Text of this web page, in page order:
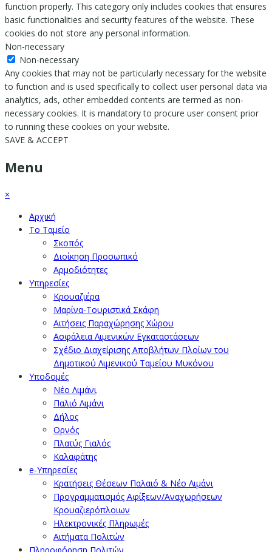
function properly. This category only includes cookies that ensures
basic functionalities and security features of the website. These
cookies do not store any personal information.
Non-necessary
Non-necessary
Any cookies that may not be particularly necessary for the website
to function and is used specifically to collect user personal data via
analytics, ads, other embedded contents are termed as non-
necessary cookies. It is mandatory to procure user consent prior
to running these cookies on your website.
SAVE & ACCEPT
Menu
×
Αρχική
Το Ταμείο
Σκοπός
Διοίκηση Προσωπικό
Αρμοδιότητες
Υπηρεσίες
Κρουαζιέρα
Μαρίνα-Τουριστικά Σκάφη
Αιτήσεις Παραχώρησης Χώρου
Ασφάλεια Λιμενικών Εγκαταστάσεων
Σχέδιο Διαχείρισης Αποβλήτων Πλοίων του
Δημοτικού Λιμενικού Ταμείου Μυκόνου
Υποδομές
Νέο Λιμάνι
Παλιό Λιμάνι
Δήλος
Ορνός
Πλατύς Γιαλός
Καλαφάτης
e-Υπηρεσίες
Κρατήσεις Θέσεων Παλαιό & Νέο Λιμάνι
Προγραμματισμός Αφίξεων/Αναχωρήσεων
Κρουαζιερόπλοιων
Ηλεκτρονικές Πληρωμές
Αιτήματα Πολιτών